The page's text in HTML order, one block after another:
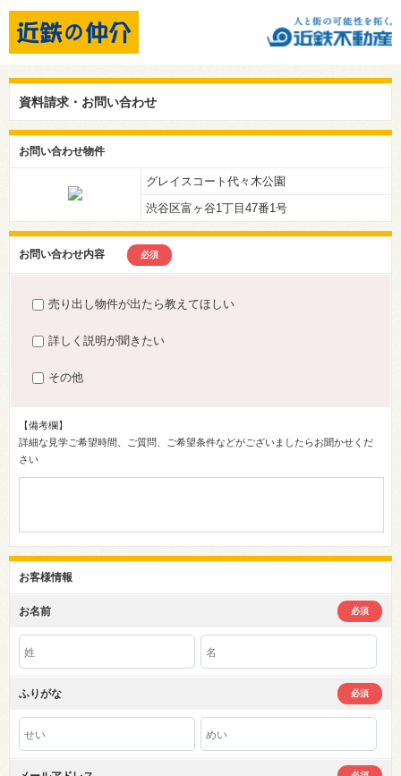
資料請求・お問い合わせ
お問い合わせ物件
グレイスコート代々木公園
渋谷区富ヶ谷1丁目47番1号
お問い合わせ内容 必須
売り出し物件が出たら教えてほしい
詳しく説明が聞きたい
その他
【備考欄】
詳細な見学ご希望時間、ご質問、ご希望条件などがございましたらお聞かせくだ
さい
お客様情報
お名前 必須
ふりがな 必須